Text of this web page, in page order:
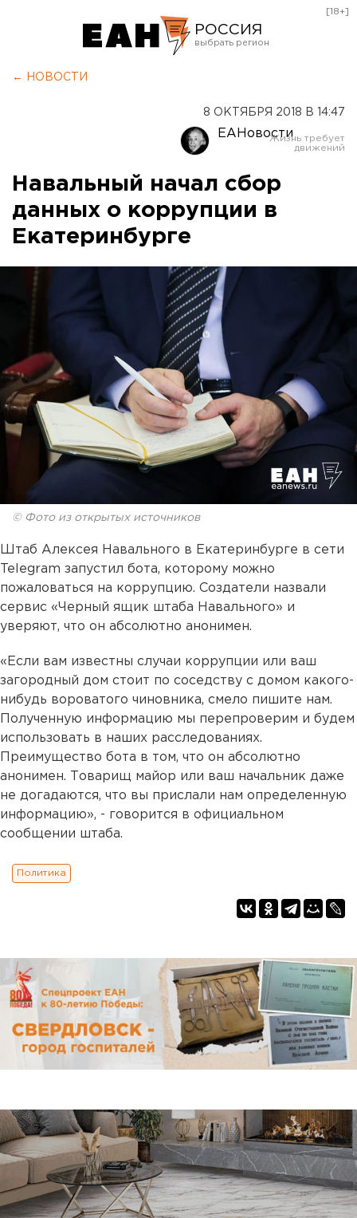
РОССИЯ
Оренбург
[18+]
← НОВОСТИ
8 ОКТЯБРЯ 2018 В 14:47
ЕАНовости
Навальный начал сбор
данных о коррупции в
Екатеринбурге
© Фото из открытых источников
Штаб Алексея Навального в Екатеринбурге в сети
Telegram запустил бота, которому можно
пожаловаться на коррупцию. Создатели назвали
сервис «Черный ящик штаба Навального» и
уверяют, что он абсолютно анонимен.
«Если вам известны случаи коррупции или ваш
загородный дом стоит по соседству с домом какого-
нибудь вороватого чиновника, смело пишите нам.
Полученную информацию мы перепроверим и будем
использовать в наших расследованиях.
Преимущество бота в том, что он абсолютно
анонимен. Товарищ майор или ваш начальник даже
не догадаются, что вы прислали нам определенную
информацию», - говорится в официальном
сообщении штаба.
Политика